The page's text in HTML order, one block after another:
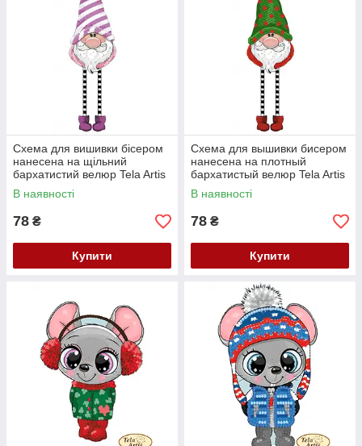
Схема для вишивки бісером
нанесена на щільний
бархатистий велюр Tela Artis
Гном Соня ВЛ-016
В наявності
78 ₴
Купити
Схема для вышивки бисером
нанесена на плотный
бархатистый велюр Tela Artis
Гном Чихун ВЛ-017
В наявності
78 ₴
Купити